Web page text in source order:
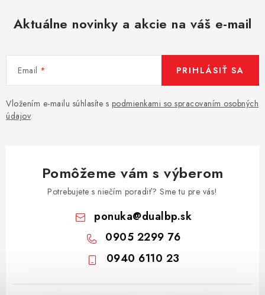
Aktuálne novinky a akcie na váš e-mail
Email
Vložením e-mailu súhlasíte s podmienkami so spracovaním osobných
údajov.
PRIHLÁSIŤ SA
Pomôžeme vám s výberom
Potrebujete s niečím poradiť? Sme tu pre vás!
ponuka@dualbp.sk
0905 2299 76
0940 6110 23